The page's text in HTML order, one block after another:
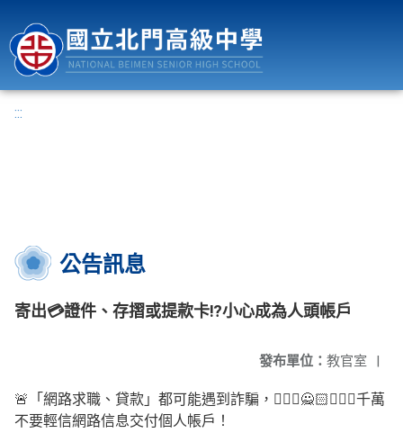
:::
公告訊息
寄出💳證件、存摺或提款卡⁉️小心成為人頭帳戶
發布單位： 教官室 |
🚨「網路求職、貸款」都可能遇到詐騙，🙅🏻‍♂️🙅🏻🙅🏻‍♀️千萬
不要輕信網路信息交付個人帳戶！